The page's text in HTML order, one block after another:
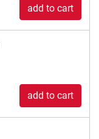
add to cart
add to cart